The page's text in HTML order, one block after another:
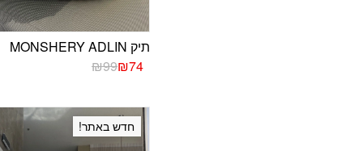
תיק MONSHERY ADLIN
₪99המחיר
₪99.
₪74
המחיר
₪74.
חדש באתר!